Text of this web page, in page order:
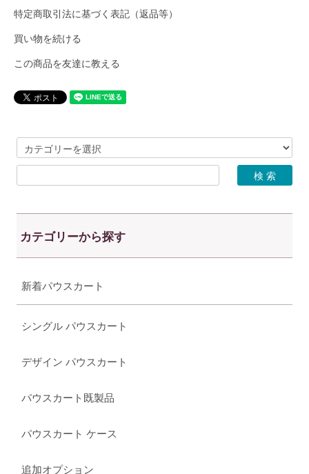
特定商取引法に基づく表記（返品等）
買い物を続ける
この商品を友達に教える
カテゴリーから探す
新着パウスカート
シングル パウスカート
デザイン パウスカート
パウスカート既製品
パウスカート ケース
追加オプション